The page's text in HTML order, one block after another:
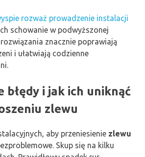
rozważ prowadzenie instalacji
schowanie w podwyższonej
znacznie poprawiają
i ułatwiają codzienne
błędy i jak ich uniknąć
zlewu
aby przeniesienie zlewu
Skup się na kilku